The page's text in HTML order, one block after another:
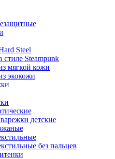
Steel
Steampunk
мягкой кожи
экокожи
детские
без пальцев